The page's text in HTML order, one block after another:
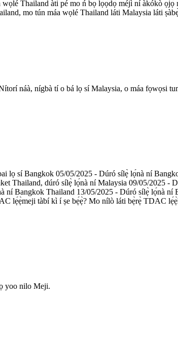
Thailand àti pé mo ń bọ lọ́ọ̀dọ̀ méjì ní àkókò
mo tún máa wọlé Thailand láti Malaysia láti
náà, nígbà tí o bá lọ sí Malaysia, o máa fọwọsi
lọ sí Bangkok 05/05/2025 - Dúró sílẹ̀ lọ́nà ní
Thailand, dúró sílẹ̀ lọ́nà ní Malaysia 09/05/2025 -
ní Bangkok Thailand 13/05/2025 - Dúró sílẹ̀ lọ́nà
lẹ́ẹ̀meji tàbí kì í ṣe bẹ́ẹ̀? Mo nílò láti bẹ̀rẹ̀ TDAC
yoo nilo Meji.